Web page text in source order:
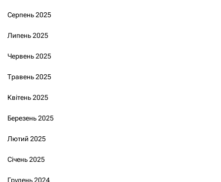
Серпень 2025
Липень 2025
Червень 2025
Травень 2025
Квітень 2025
Березень 2025
Лютий 2025
Січень 2025
Грудень 2024